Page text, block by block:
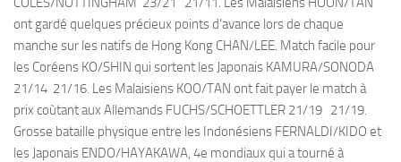
ont gardé quelques précieux points d’avance lors de chaque
manche sur les natifs de Hong Kong CHAN/LEE. Match facile pour
les Coréens KO/SHIN qui sortent les Japonais KAMURA/SONODA
21/14 21/16. Les Malaisiens KOO/TAN ont fait payer le match à
prix coùtant aux Allemands FUCHS/SCHOETTLER 21/19 21/19.
Grosse bataille physique entre les Indonésiens FERNALDI/KIDO et
les Japonais ENDO/HAYAKAWA, 4e mondiaux qui a tourné à